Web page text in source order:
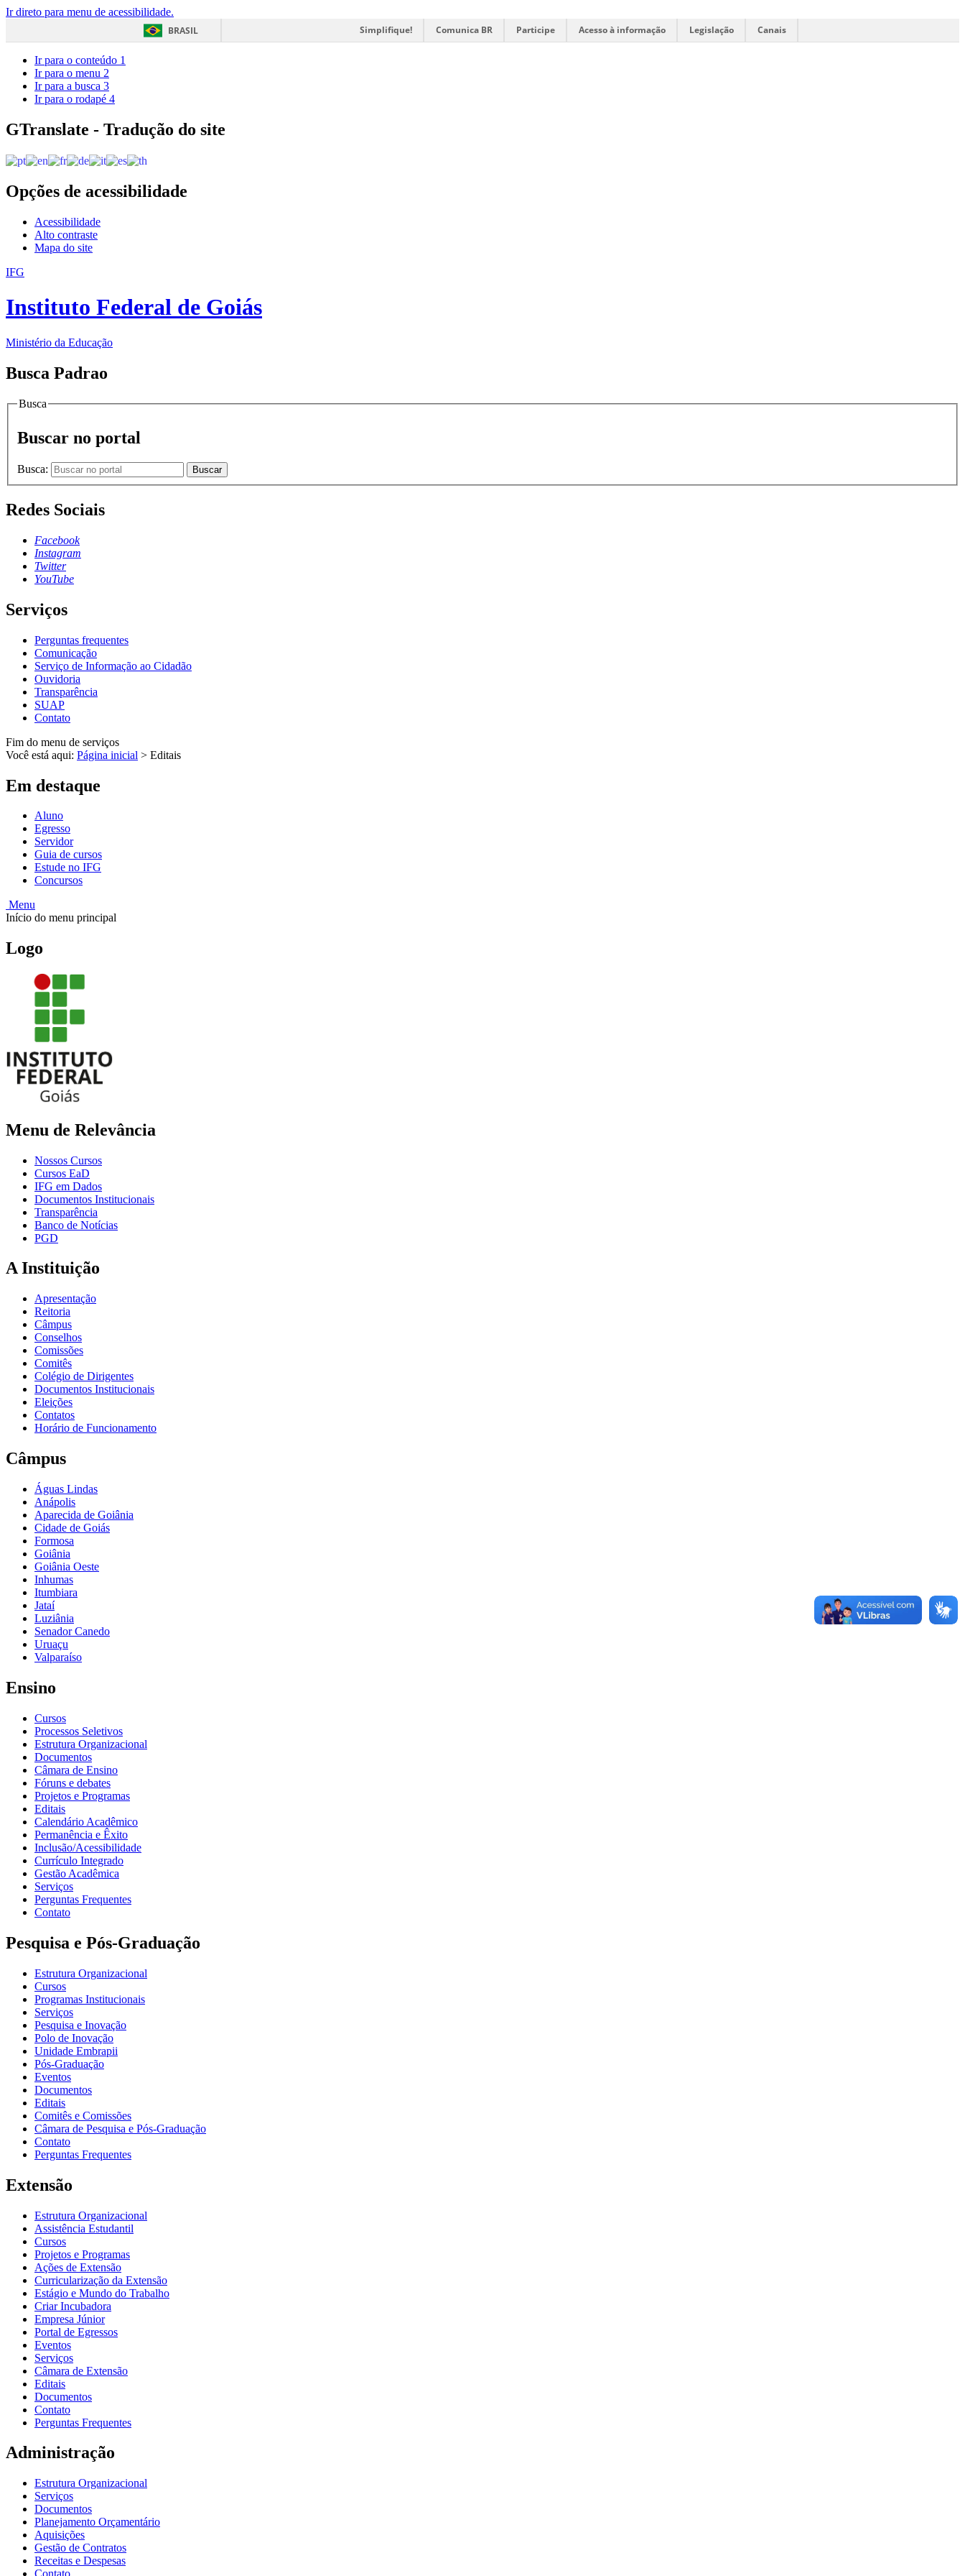
Ir direto para menu de acessibilidade.
BRASIL
Simplifique! Comunica BR Participe Acesso à informação Legislação Canais
Ir para o conteúdo 1
Ir para o menu 2
Ir para a busca 3
Ir para o rodapé 4
GTranslate - Tradução do site
Opções de acessibilidade
Acessibilidade
Alto contraste
Mapa do site
IFG
Instituto Federal de Goiás
Ministério da Educação
Busca Padrao
Busca
Buscar no portal
Busca: Buscar
Redes Sociais
Facebook
Instagram
Twitter
YouTube
Serviços
Perguntas frequentes
Comunicação
Serviço de Informação ao Cidadão
Ouvidoria
Transparência
SUAP
Contato
Fim do menu de serviços
Você está aqui: Página inicial > Editais
Em destaque
Aluno
Egresso
Servidor
Guia de cursos
Estude no IFG
Concursos
Menu
Início do menu principal
Logo
Menu de Relevância
Nossos Cursos
Cursos EaD
IFG em Dados
Documentos Institucionais
Transparência
Banco de Notícias
PGD
A Instituição
Apresentação
Reitoria
Câmpus
Conselhos
Comissões
Comitês
Colégio de Dirigentes
Documentos Institucionais
Eleições
Contatos
Horário de Funcionamento
Câmpus
Águas Lindas
Anápolis
Aparecida de Goiânia
Cidade de Goiás
Formosa
Goiânia
Goiânia Oeste
Inhumas
Itumbiara
Jataí
Luziânia
Senador Canedo
Uruaçu
Valparaíso
Ensino
Cursos
Processos Seletivos
Estrutura Organizacional
Documentos
Câmara de Ensino
Fóruns e debates
Projetos e Programas
Editais
Calendário Acadêmico
Permanência e Êxito
Inclusão/Acessibilidade
Currículo Integrado
Gestão Acadêmica
Serviços
Perguntas Frequentes
Contato
Pesquisa e Pós-Graduação
Estrutura Organizacional
Cursos
Programas Institucionais
Serviços
Pesquisa e Inovação
Polo de Inovação
Unidade Embrapii
Pós-Graduação
Eventos
Documentos
Editais
Comitês e Comissões
Câmara de Pesquisa e Pós-Graduação
Contato
Perguntas Frequentes
Extensão
Estrutura Organizacional
Assistência Estudantil
Cursos
Projetos e Programas
Ações de Extensão
Curricularização da Extensão
Estágio e Mundo do Trabalho
Criar Incubadora
Empresa Júnior
Portal de Egressos
Eventos
Serviços
Câmara de Extensão
Editais
Documentos
Contato
Perguntas Frequentes
Administração
Estrutura Organizacional
Serviços
Documentos
Planejamento Orçamentário
Aquisições
Gestão de Contratos
Receitas e Despesas